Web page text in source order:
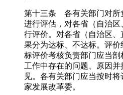
第十三条 各有关部门对所
进行评估，对各省（自治
行评价。对各省（自治区
果分为达标、不达标。评
标评价考核负责部门应当剖
工作中存在的问题、原因
见。各有关部门应当按时
家发展改革委。